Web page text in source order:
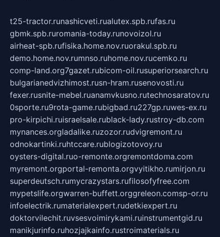
t25-tractor.runashicveti.rualutex.spb.rufas.ru
gbmk.spb.ruromania-today.runovoizol.ru
airheat-spb.rufisika.home.nov.ruorakul.spb.ru
demo.home.nov.rumnso.ruhome.nov.rucemko.ru
comp-land.org7gazet.rubicom-oil.rusuperiorsearch.ru
bulgarianedvizhimost.rusn-hram.rusenovosti.ru
fexer.rusnite-mebel.ruanamvkusno.rutechnosaratov.ru
0sporte.ru9rota-game.rubigbad.ru227gp.ruwes-ex.ru
pro-kirpichi.ruisraelsale.rublack-lady.rustroy-db.com
mynances.orgladalike.ruzozor.rudvigremont.ru
odnokartinki.ruhtccare.rublogizotovoy.ru
oysters-digital.ruo-remonte.orgremontdoma.com
myremont.orgportal-remonta.orgvyitikho.rumirjon.ru
superdeutsch.rumycrazystars.rufilosofyfree.com
mypetslife.orgwarren-buffett.orggreleon.comsp-or.ru
infoelectrik.rumaterialexpert.rudetkiexpert.ru
doktorvilechit.ruvsesvoimirykami.ruinstrumentgid.ru
manikjurinfo.ruhozjajkainfo.rustroimaterials.ru